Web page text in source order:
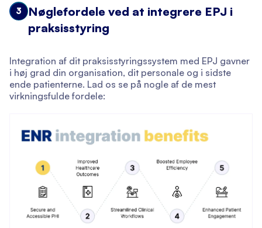
3
Nøglefordele ved at integrere EPJ i
praksisstyring
Integration af dit praksisstyringssystem med EPJ gavner
i høj grad din organisation, dit personale og i sidste
ende patienterne. Lad os se på nogle af de mest
virkningsfulde fordele: